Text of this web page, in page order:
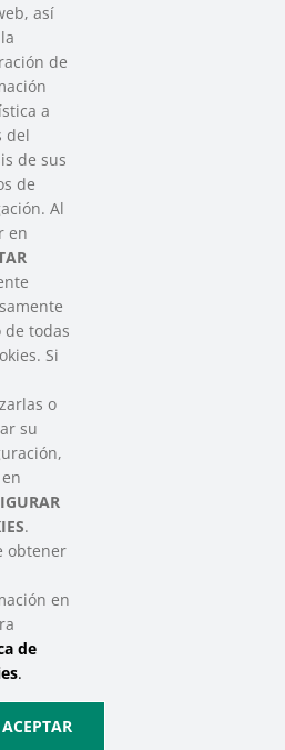
SAREA
agrupa a las redes
Social en Euskadi
lonja – 48009 Bilbao
946 569 230
Colabora
Hirugarren Sektore Soziala – Tercer
de Euskadi
|Política de Cookies
de Redes Sociales
así
de
a
del
de sus
de
Al
en
de todas
Si
o
su
.
obtener
en
de
.
ACEPTAR